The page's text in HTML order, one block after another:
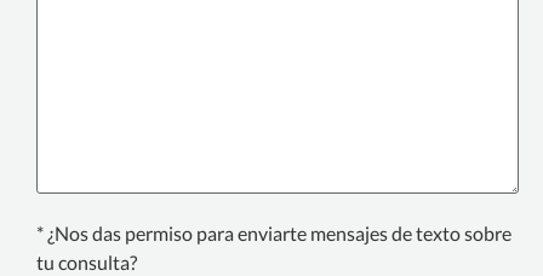
Text
Consent*
* ¿Nos das permiso para enviarte mensajes de texto sobre
tu consulta?